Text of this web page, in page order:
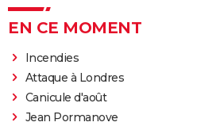
EN CE MOMENT
Incendies
Attaque à Londres
Canicule d'août
Jean Pormanove